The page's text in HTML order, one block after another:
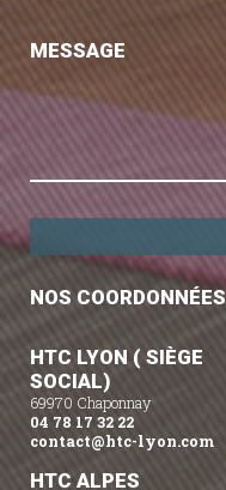
MESSAGE
NOS COORDONNÉES
HTC LYON ( SIÈGE
SOCIAL)
69970 Chaponnay
04 78 17 32 22
contact@htc-lyon.com
HTC ALPES